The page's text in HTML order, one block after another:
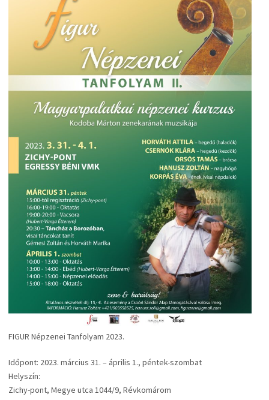
FIGUR Népzenei Tanfolyam 2023.
Időpont: 2023. március 31. – április 1., péntek-szombat
Helyszín:
Zichy-pont, Megye utca 1044/9, Révkomárom